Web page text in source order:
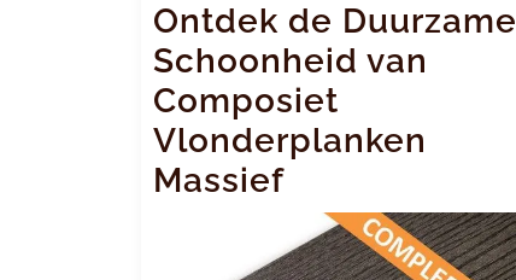
Ontdek de Duurzame
Schoonheid van
Composiet
Vlonderplanken
Massief